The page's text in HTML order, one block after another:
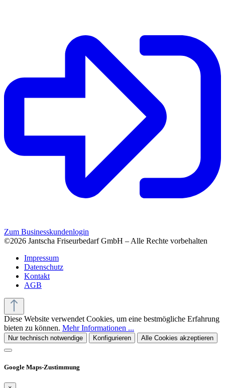
Zum Businesskundenlogin
©2026 Jantscha Friseurbedarf GmbH – Alle Rechte vorbehalten
Impressum
Datenschutz
Kontakt
AGB
Diese Website verwendet Cookies, um eine bestmögliche Erfahrung
bieten zu können. Mehr Informationen ...
Nur technisch notwendige Konfigurieren Alle Cookies akzeptieren
Google Maps-Zustimmung